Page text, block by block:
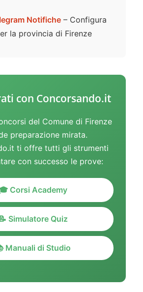
Notifiche – Configura
la provincia di Firenze
con Concorsando.it
del Comune di Firenze
preparazione mirata.
ti offre tutti gli strumenti
con successo le prove:
Corsi Academy
📝 Simulatore Quiz
Manuali di Studio